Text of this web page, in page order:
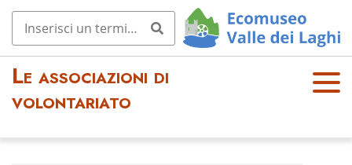
Le associazioni di
volontariato
OPE